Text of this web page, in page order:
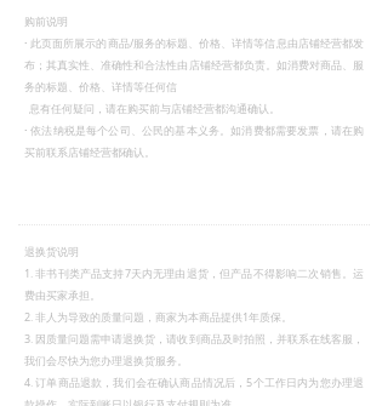
购前说明
· 此页面所展示的商品/服务的标题、价格、详情等信息由店铺经营都发
布；其真实性、准确性和合法性由店铺经营都负责。如消费对商品、服
务的标题、价格、详情等任何信
息有任何疑问，请在购买前与店铺经营都沟通确认。
·依法纳税是每个公司、公民的基本义务。如消费都需要发票，请在购
买前联系店铺经营都确认。
退换货说明
1. 非书刊类产品支持7天内无理由退货，但产品不得影响二次销售。运
费由买家承担。
2. 非人为导致的质量问题，商家为本商品提供1年质保。
3. 因质量问题需申请退换货，请收到商品及时拍照，并联系在线客服，
我们会尽快为您办理退换货服务。
4. 订单商品退款，我们会在确认商品情况后，5个工作日内为您办理退